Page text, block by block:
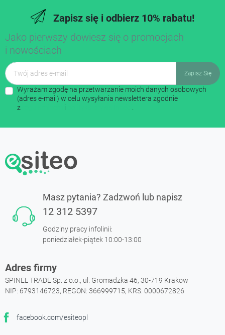
Zapisz się i odbierz 10% rabatu!
Jako pierwszy dowiesz się o promocjach
i nowościach
Wyrażam zgodę na przetwarzanie moich danych osobowych
(adres e-mail) w celu wysyłania newslettera zgodnie
z
i
Masz pytania? Zadzwoń lub napisz
12 312 5397
Godziny pracy infolinii:
poniedziałek-piątek 10:00-13:00
Adres firmy
SPINEL TRADE Sp. z o.o., ul. Gromadzka 46, 30-719 Krakow
NIP: 6793146723, REGON: 366999715, KRS: 0000672826
facebook.com/esiteopl
Facebook